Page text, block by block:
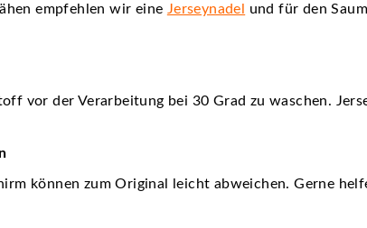
empfehlen wir eine Jerseynadel und für den
vor der Verarbeitung bei 30 Grad zu waschen.
können zum Original leicht abweichen. Gerne